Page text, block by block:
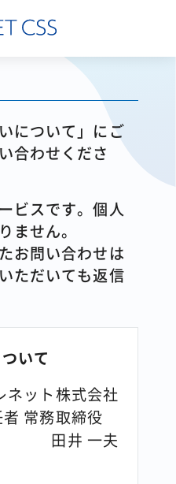
について」にご
合わせくださ
ビスです。個人
ません。
お問い合わせは
ただいても返信
いて
ネット株式会社
者 常務取締役
田井 一夫